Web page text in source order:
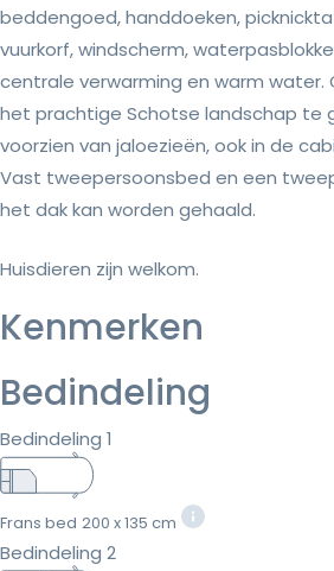
beddengoed, handdoeken,
vuurkorf, windscherm,
centrale verwarming en warm water.
het prachtige Schotse landschap te
voorzien van jaloezieën, ook in de
Vast tweepersoonsbed en een
het dak kan worden gehaald.
Huisdieren zijn welkom.
Kenmerken
Bedindeling
Bedindeling 1
Frans bed 200 x 135 cm
Bedindeling 2